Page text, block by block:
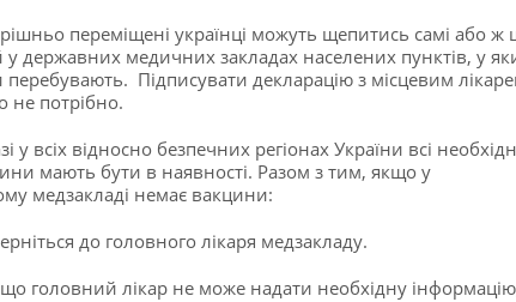
переміщені українці можуть щепитись самі або ж
у державних медичних закладах населених пунктів, у
Підписувати декларацію з місцевим
не потрібно.
у всіх відносно безпечних регіонах України всі
мають бути в наявності. Разом з тим, якщо у
медзакладі немає вакцини:
до головного лікаря медзакладу.
головний лікар не може надати необхідну